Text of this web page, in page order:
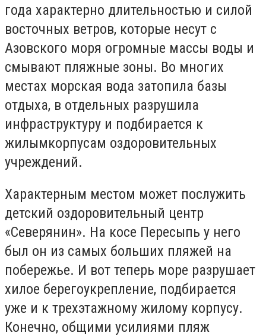
года характерно длительностью и силой
восточных ветров, которые несут с
Азовского моря огромные массы воды и
смывают пляжные зоны. Во многих
местах морская вода затопила базы
отдыха, в отдельных разрушила
инфраструктуру и подбирается к
жилымкорпусам оздоровительных
учреждений.
Характерным местом может послужить
детский оздоровительный центр
«Северянин». На косе Пересыпь у него
был он из самых больших пляжей на
побережье. И вот теперь море разрушает
хилое берегоукрепление, подбирается
уже и к трехэтажному жилому корпусу.
Конечно, общими усилиями пляж